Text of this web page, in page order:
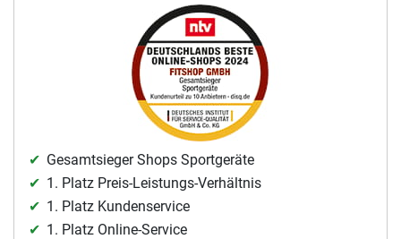
Gesamtsieger Shops Sportgeräte
1. Platz Preis-Leistungs-Verhältnis
1. Platz Kundenservice
1. Platz Online-Service